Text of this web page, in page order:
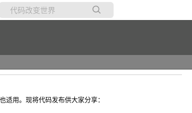
用。现将代码发布供大家分享：